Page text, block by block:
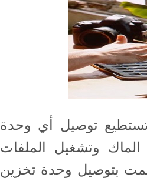
توصيل أي وحدة
الماك وتشغيل الملفات
بتوصيل وحدة تخزين